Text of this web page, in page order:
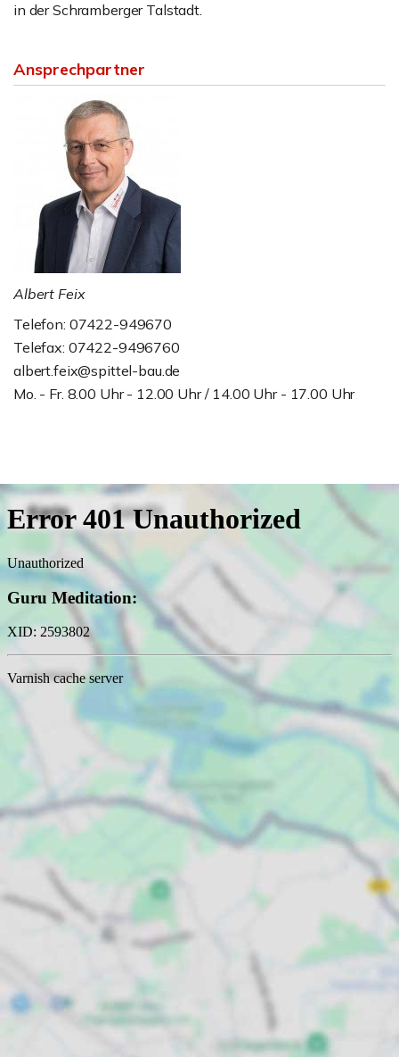
in der Schramberger Talstadt.
Ansprechpartner
Albert Feix
Telefon: 07422-949670
Telefax: 07422-9496760
albert.feix@spittel-bau.de
Mo. - Fr. 8.00 Uhr - 12.00 Uhr / 14.00 Uhr - 17.00 Uhr